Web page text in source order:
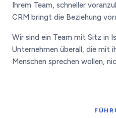
Ihrem Team, schneller
CRM bringt die Beziehung
Wir sind ein Team mit Sitz in
Unternehmen überall, die mit
Menschen sprechen wollen,